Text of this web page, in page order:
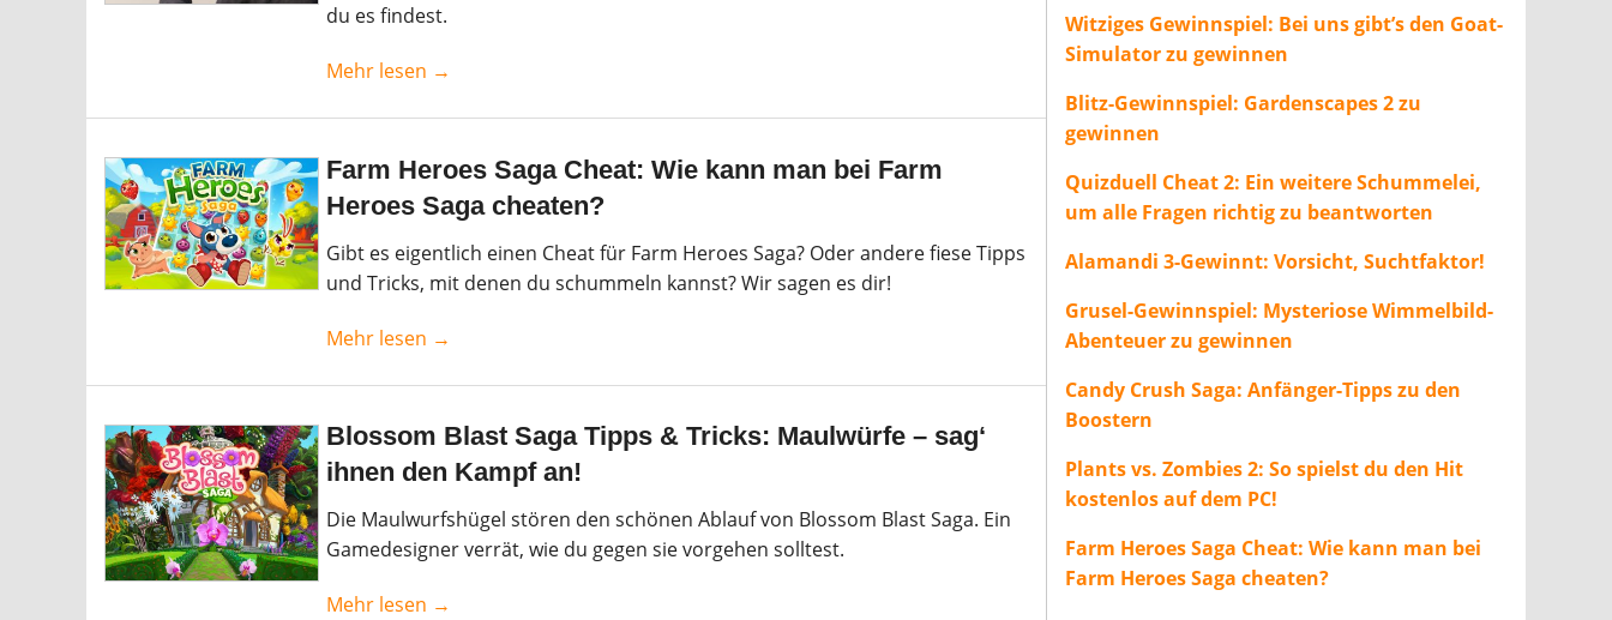
du es findest.
Mehr lesen →
Farm Heroes Saga Cheat: Wie kann man bei Farm
Heroes Saga cheaten?
Gibt es eigentlich einen Cheat für Farm Heroes Saga? Oder andere fiese Tipps
und Tricks, mit denen du schummeln kannst? Wir sagen es dir!
Mehr lesen →
Blossom Blast Saga Tipps & Tricks: Maulwürfe – sag‘
ihnen den Kampf an!
Die Maulwurfshügel stören den schönen Ablauf von Blossom Blast Saga. Ein
Gamedesigner verrät, wie du gegen sie vorgehen solltest.
Mehr lesen →
Witziges Gewinnspiel: Bei uns gibt’s den Goat-
Simulator zu gewinnen
Blitz-Gewinnspiel: Gardenscapes 2 zu
gewinnen
Quizduell Cheat 2: Ein weitere Schummelei,
um alle Fragen richtig zu beantworten
Alamandi 3-Gewinnt: Vorsicht, Suchtfaktor!
Grusel-Gewinnspiel: Mysteriose Wimmelbild-
Abenteuer zu gewinnen
Candy Crush Saga: Anfänger-Tipps zu den
Boostern
Plants vs. Zombies 2: So spielst du den Hit
kostenlos auf dem PC!
Farm Heroes Saga Cheat: Wie kann man bei
Farm Heroes Saga cheaten?